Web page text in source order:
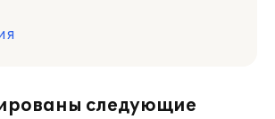
следующие